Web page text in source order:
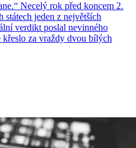
Necelý rok před koncem 2.
státech jeden z největších
verdikt poslal nevinného
křeslo za vraždy dvou bílých